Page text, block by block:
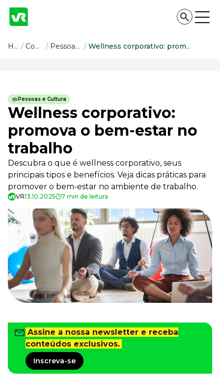
Conteúdo
Todas as categorias
Confira nossos conteúdos
Impulsione o seu negócio
Legislação
Fique por dentro da lei
Pessoas e Cultura
Aprimore a cultura organizacional
Educação Financeira
Saiba como gerenciar o seu dinheiro
Para o Trabalhador
Tudo para facilitar a rotina
Imprensa
VR na Imprensa
Cursos
Cursos
Explore o nosso acervo
Departamento Pessoal
Para simplificar os processos
Gestão de Empresas e Negócios
Eleve os resultados da organização
Home / Conteúdo / Pessoas e Cultura / Wellness corporativo: promova o bem-estar no trabalho
Pessoas e Cultura
Wellness corporativo:
promova o bem-estar no
trabalho
Descubra o que é wellness corporativo, seus
principais tipos e benefícios. Veja dicas práticas para
promover o bem-estar no ambiente de trabalho.
VR13.10.2025 7 min de leitura
Assine a nossa newsletter e receba
conteúdos exclusivos.
Inscreva-se